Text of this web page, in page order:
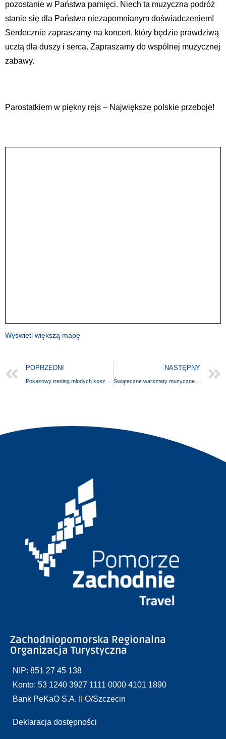
pozostanie w Państwa pamięci. Niech ta muzyczna podróż
stanie się dla Państwa niezapomnianym doświadczeniem!
Serdecznie zapraszamy na koncert, który będzie prawdziwą
ucztą dla duszy i serca. Zapraszamy do wspólnej muzycznej
zabawy.
Parostatkiem w piękny rejs – Największe polskie przeboje!
Wyświetl większą mapę
POPRZEDNI NASTĘPNY
Świąteczne warsztaty muzyczne „Na świąteczną nutę”.
Zachodniopomorska Regionalna
Organizacja Turystyczna
NIP: 851 27 45 138
Konto: 53 1240 3927 1111 0000 4101 1890
Bank PeKaO S.A. II O/Szczecin
Deklaracja dostępności